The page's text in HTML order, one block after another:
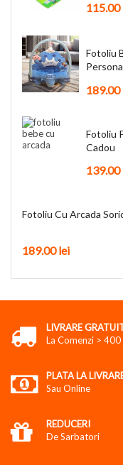
115.00
Fotoliu
189.00
Fotoliu
Cadou
139.00
Fotoliu Cu Arcada
189.00lei
LIVRARE
La Comenzi > 400
PLATA LA
Sau Online
REDUCERI
De Sarbatori